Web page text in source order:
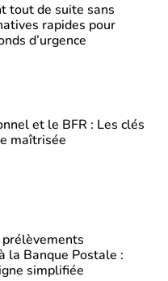
tout de suite sans
rapides pour
d’urgence
et le BFR : Les clés
maîtrisée
la Banque Postale :
simplifiée